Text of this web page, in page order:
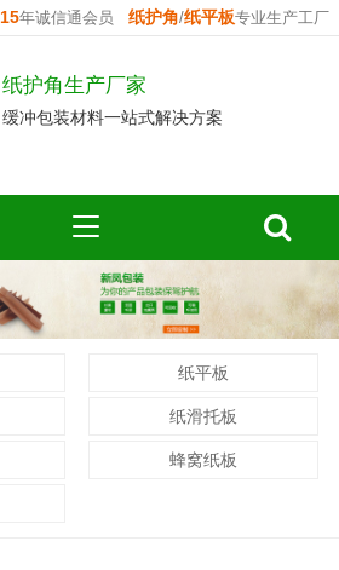
15年诚信通会员 纸护角/纸平板专业生产工厂
纸护角生产厂家
缓冲包装材料一站式解决方案
纸平板
纸滑托板
蜂窝纸板